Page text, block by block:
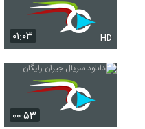
دانلود
رضایی
دانلود
۰۱:۰۳ HD
۰۰:۵۳